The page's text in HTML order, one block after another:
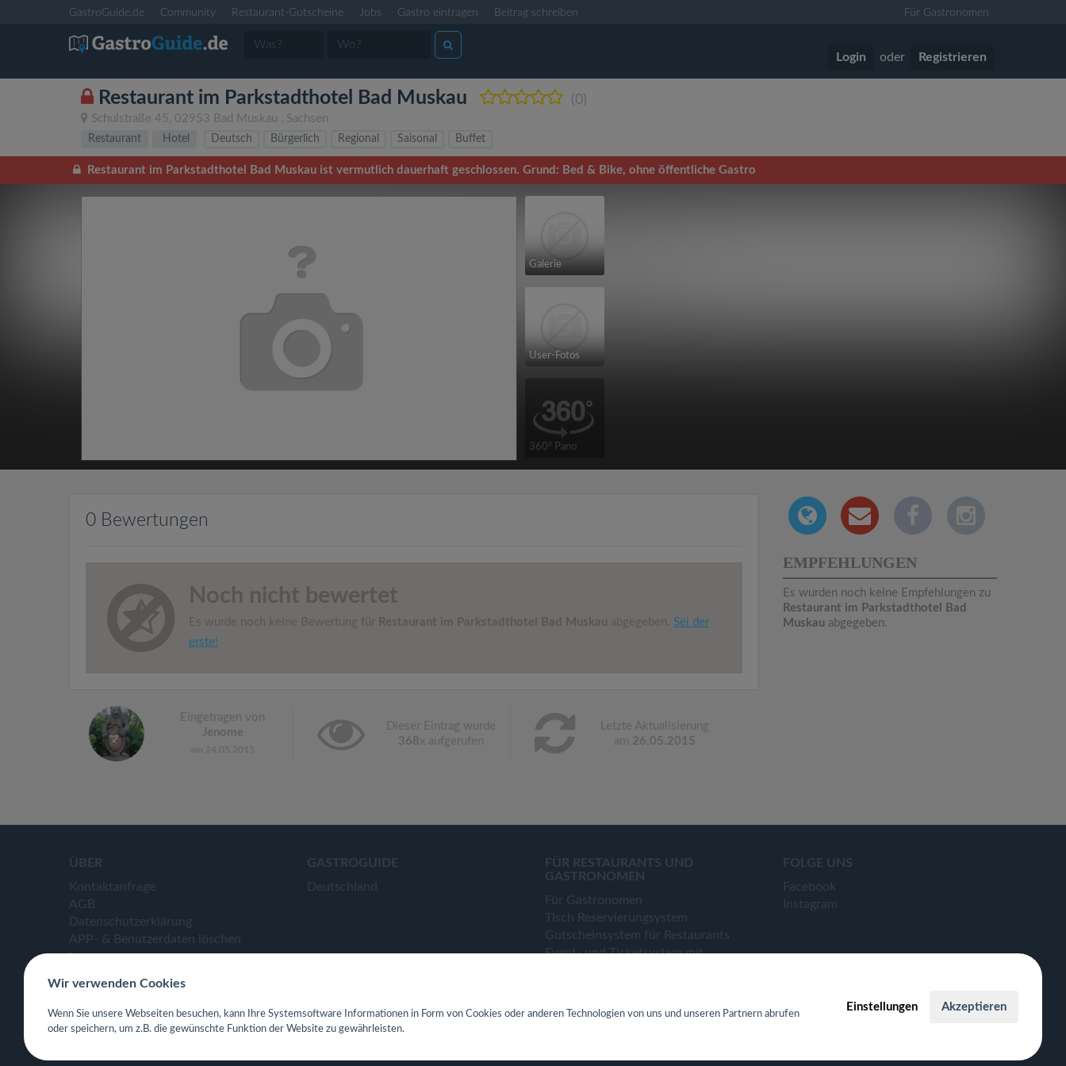
GastroGuide.de Community Restaurant-Gutscheine Jobs Gastro eintragen Beitrag schreiben Für Gastronomen
Login oder Registrieren
Restaurant im Parkstadthotel Bad Muskau (0)
Schulstraße 45 , 02953 Bad Muskau , Sachsen
Restaurant Hotel Deutsch Bürgerlich Regional Saisonal Buffet
Restaurant im Parkstadthotel Bad Muskau ist vermutlich dauerhaft geschlossen. Grund: Bed & Bike, ohne öffentliche Gastro
Galerie
User-Fotos
360° Pano
0 Bewertungen
Noch nicht bewertet
Es wurde noch keine Bewertung für Restaurant im Parkstadthotel Bad Muskau abgegeben. Sei der
erste!
Eingetragen von
Jenome
am 24.05.2015
Dieser Eintrag wurde
368x aufgerufen
Letzte Aktualisierung
am 26.05.2015
EMPFEHLUNGEN
Es wurden noch keine Empfehlungen zu
Restaurant im Parkstadthotel Bad
Muskau abgegeben.
ÜBER
Kontaktanfrage
AGB
Datenschutzerklärung
APP- & Benutzerdaten löschen
Impressum
GASTROGUIDE
Deutschland
FÜR RESTAURANTS UND
GASTRONOMEN
Für Gastronomen
Tisch Reservierungsystem
Gutscheinsystem für Restaurants
Event- und Ticketsystem mit
Webseiten für Restaurant
FOLGE UNS
Facebook
Instagram
Wir verwenden Cookies
Wenn Sie unsere Webseiten besuchen, kann Ihre Systemsoftware Informationen in Form von Cookies oder anderen Technologien von uns und unseren Partnern abrufen
oder speichern, um z.B. die gewünschte Funktion der Website zu gewährleisten.
Einstellungen Akzeptieren